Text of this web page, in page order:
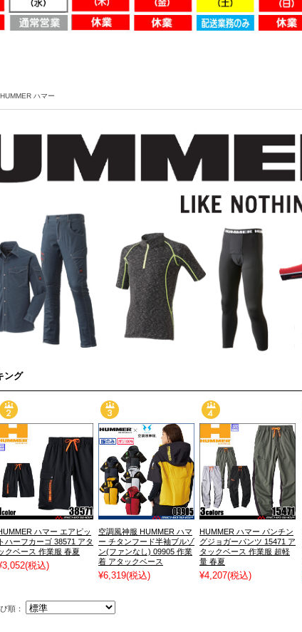
HUMMER ハマー
ング
ハマー エアピッ
トハーフカーゴ 38571 アタ
クベース 作業服 春夏
(税込)
空調風神服 HUMMER ハマ
ー チタンフード半袖ブルゾ
ン(ファンなし) 09905 作業
着 アタックベース
¥6,319(税込)
HUMMER ハマー パンチン
グジョガーパンツ 15471 ア
タックベース 作業服 超軽
量 春夏
¥4,207(税込)
順：